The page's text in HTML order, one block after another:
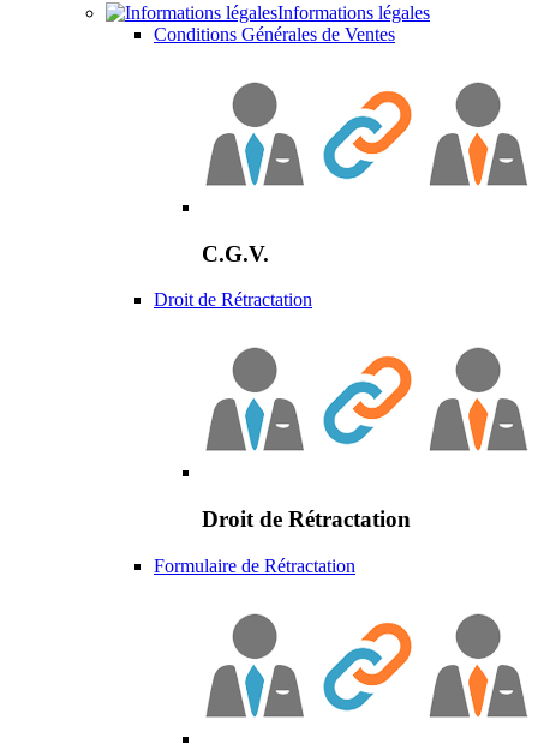
Informations légales
Conditions Générales de Ventes
C.G.V.
Droit de Rétractation
Droit de Rétractation
Formulaire de Rétractation